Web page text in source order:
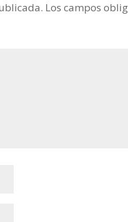
Los campos